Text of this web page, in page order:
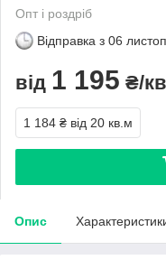
Опт і роздріб
Відправка з 06
від 1 195 ₴/
1 184 ₴ від 20 кв.м
Опис